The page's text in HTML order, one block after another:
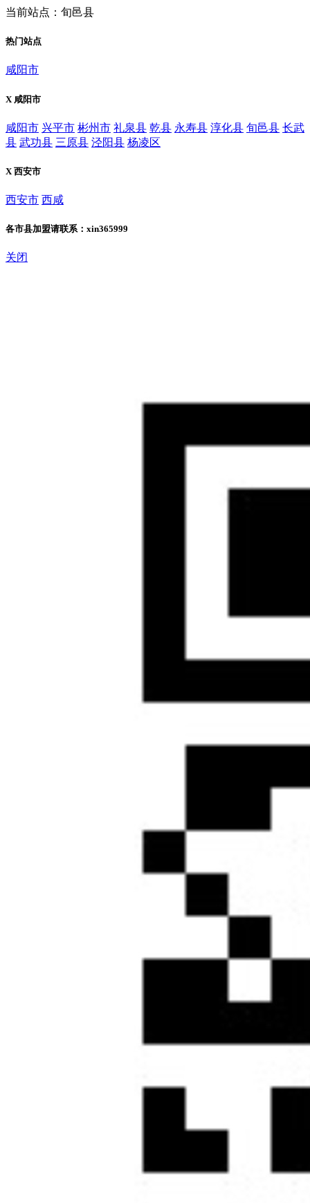
当前站点：旬邑县
热门站点
咸阳市
X 咸阳市
咸阳市 兴平市 彬州市 礼泉县 乾县 永寿县 淳化县 旬邑县 长武
县 武功县 三原县 泾阳县 杨凌区
X 西安市
西安市 西咸
各市县加盟请联系：xin365999
关闭